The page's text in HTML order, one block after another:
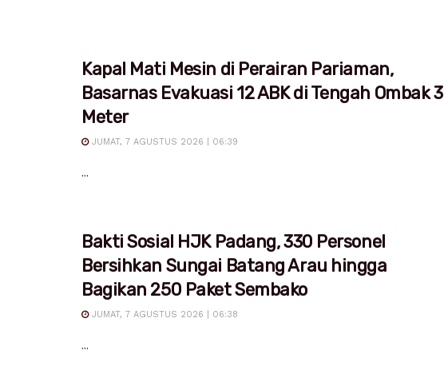
Kapal Mati Mesin di Perairan Pariaman,
Basarnas Evakuasi 12 ABK di Tengah Ombak 3
Meter
JUMAT, 7 AGUSTUS 2026 | 06:39
...
Bakti Sosial HJK Padang, 330 Personel
Bersihkan Sungai Batang Arau hingga
Bagikan 250 Paket Sembako
JUMAT, 7 AGUSTUS 2026 | 06:38
...